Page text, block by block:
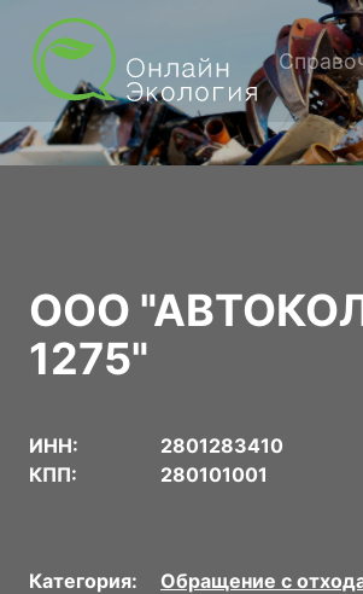
ООО
1275"
ИНН:
2801283410
КПП:
280101001
Категория:
Обращение с